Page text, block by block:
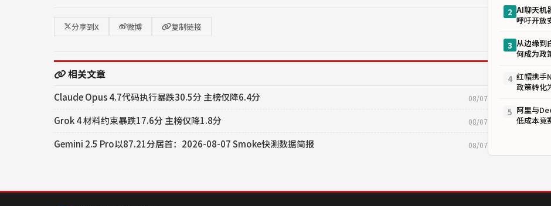
分享到X 微博 复制链接
相关文章
Claude Opus 4.7代码执行暴跌30.5分 主榜仅降6.4分 08/07
Grok 4 材料约束暴跌17.6分 主榜仅降1.8分 08/07
Gemini 2.5 Pro以87.21分居首：2026-08-07 Smoke快测数据简报 08/07
2 AI聊天机
呼吁开放
3 从边缘到
何成为政
4 红帽携手
政策转化
5 阿里与
低成本竞